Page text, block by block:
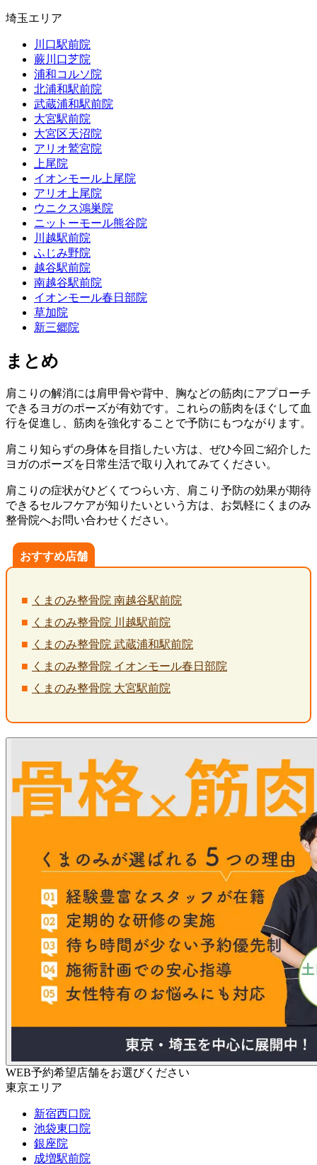
埼玉エリア
川口駅前院
蕨川口芝院
浦和コルソ院
北浦和駅前院
武蔵浦和駅前院
大宮駅前院
大宮区天沼院
アリオ鷲宮院
上尾院
イオンモール上尾院
アリオ上尾院
ウニクス鴻巣院
ニットーモール熊谷院
川越駅前院
ふじみ野院
越谷駅前院
南越谷駅前院
イオンモール春日部院
草加院
新三郷院
まとめ
肩こりの解消には肩甲骨や背中、胸などの筋肉にアプローチ
できるヨガのポーズが有効です。これらの筋肉をほぐして血
行を促進し、筋肉を強化することで予防にもつながります。
肩こり知らずの身体を目指したい方は、ぜひ今回ご紹介した
ヨガのポーズを日常生活で取り入れてみてください。
肩こりの症状がひどくてつらい方、肩こり予防の効果が期待
できるセルフケアが知りたいという方は、お気軽にくまのみ
整骨院へお問い合わせください。
おすすめ店舗
くまのみ整骨院 南越谷駅前院
くまのみ整骨院 川越駅前院
くまのみ整骨院 武蔵浦和駅前院
くまのみ整骨院 イオンモール春日部院
くまのみ整骨院 大宮駅前院
WEB予約希望店舗をお選びください
東京エリア
新宿西口院
池袋東口院
銀座院
成増駅前院